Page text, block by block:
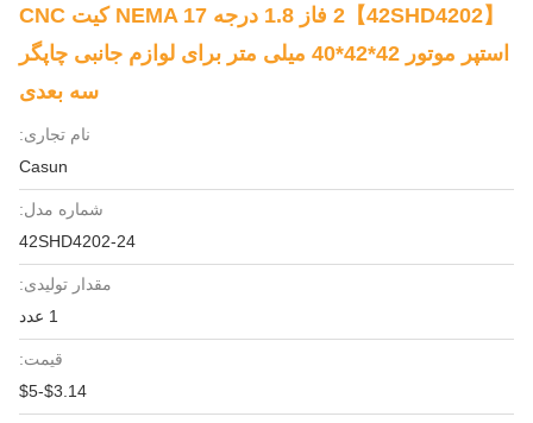
【42SHD4202】2 فاز 1.8 درجه NEMA 17 کیت CNC
استپر موتور 42*42*40 میلی متر برای لوازم جانبی چاپگر
سه بعدی
نام تجاری:
Casun
شماره مدل:
42SHD4202-24
مقدار تولیدی:
قیمت:
$3.14-$5